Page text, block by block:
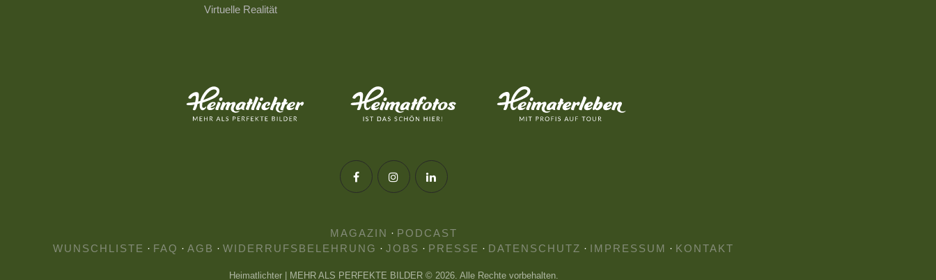
Virtuelle Realität
MAGAZIN · PODCAST
WUNSCHLISTE · FAQ · AGB · WIDERRUFSBELEHRUNG · JOBS · PRESSE · DATENSCHUTZ · IMPRESSUM · KONTAKT
Heimatlichter | MEHR ALS PERFEKTE BILDER © 2026. Alle Rechte vorbehalten.